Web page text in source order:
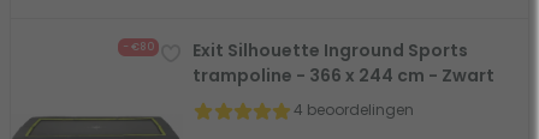
- €80
Exit Silhouette Inground Sports
trampoline - 366 x 244 cm - Zwart
4 beoordelingen